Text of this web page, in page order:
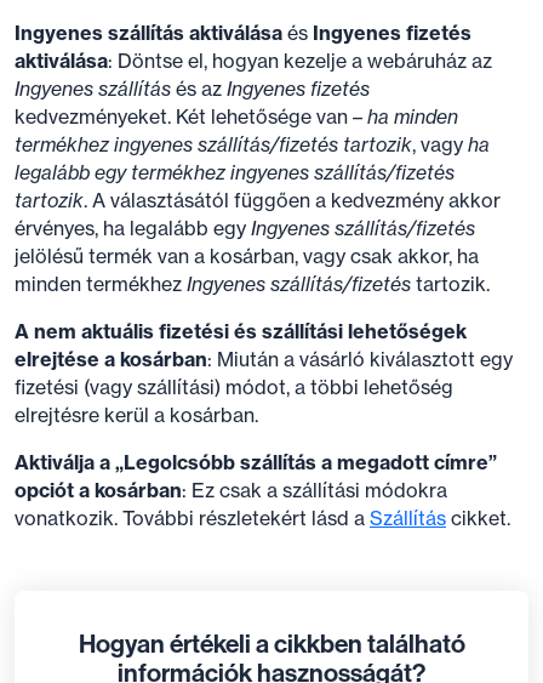
Ingyenes szállítás aktiválása és Ingyenes fizetés
aktiválása: Döntse el, hogyan kezelje a webáruház az
Ingyenes szállítás és az Ingyenes fizetés
kedvezményeket. Két lehetősége van – ha minden
termékhez ingyenes szállítás/fizetés tartozik, vagy ha
legalább egy termékhez ingyenes szállítás/fizetés
tartozik. A választásától függően a kedvezmény akkor
érvényes, ha legalább egy Ingyenes szállítás/fizetés
jelölésű termék van a kosárban, vagy csak akkor, ha
minden termékhez Ingyenes szállítás/fizetés tartozik.
A nem aktuális fizetési és szállítási lehetőségek
elrejtése a kosárban: Miután a vásárló kiválasztott egy
fizetési (vagy szállítási) módot, a többi lehetőség
elrejtésre kerül a kosárban.
Aktiválja a „Legolcsóbb szállítás a megadott címre”
opciót a kosárban: Ez csak a szállítási módokra
vonatkozik. További részletekért lásd a Szállítás cikket.
Hogyan értékeli a cikkben található
információk hasznosságát?